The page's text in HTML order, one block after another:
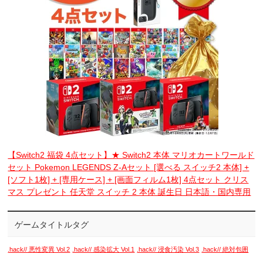
【Switch2 福袋 4点セット】★ Switch2 本体 マリオカートワールド
セット Pokemon LEGENDS Z-Aセット [選べる スイッチ2 本体] +
[ソフト1枚] + [専用ケース] + [画面フィルム1枚] 4点セット クリス
マス プレゼント 任天堂 スイッチ 2 本体 誕生日 日本語・国内専用
ゲームタイトルタグ
.hack// 悪性変異 Vol.2 .hack// 感染拡大 Vol.1 .hack// 浸食汚染 Vol.3 .hack// 絶対包囲